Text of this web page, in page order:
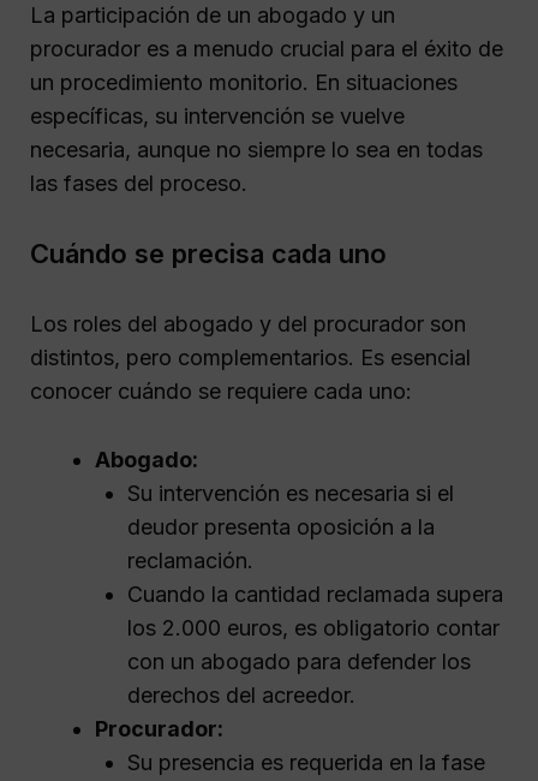
La participación de un abogado y un
procurador es a menudo crucial para el éxito de
un procedimiento monitorio. En situaciones
específicas, su intervención se vuelve
necesaria, aunque no siempre lo sea en todas
las fases del proceso.
Cuándo se precisa cada uno
Los roles del abogado y del procurador son
distintos, pero complementarios. Es esencial
conocer cuándo se requiere cada uno:
Abogado:
Su intervención es necesaria si el
deudor presenta oposición a la
reclamación.
Cuando la cantidad reclamada supera
los 2.000 euros, es obligatorio contar
con un abogado para defender los
derechos del acreedor.
Procurador:
Su presencia es requerida en la fase